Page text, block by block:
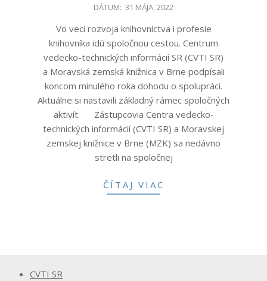
DÁTUM: 31 MÁJA, 2022
Vo veci rozvoja knihovníctva i profesie
knihovníka idú spoločnou cestou. Centrum
vedecko-technických informácií SR (CVTI SR)
a Moravská zemská knižnica v Brne podpísali
koncom minulého roka dohodu o spolupráci.
Aktuálne si nastavili základný rámec spoločných
aktivít. Zástupcovia Centra vedecko-
technických informácií (CVTI SR) a Moravskej
zemskej knižnice v Brne (MZK) sa nedávno
stretli na spoločnej
ČÍTAJ VIAC
CVTI SR